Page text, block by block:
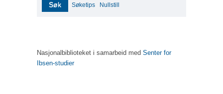
Søk Søketips Nullstill
Nasjonalbiblioteket i samarbeid med Senter for
Ibsen-studier